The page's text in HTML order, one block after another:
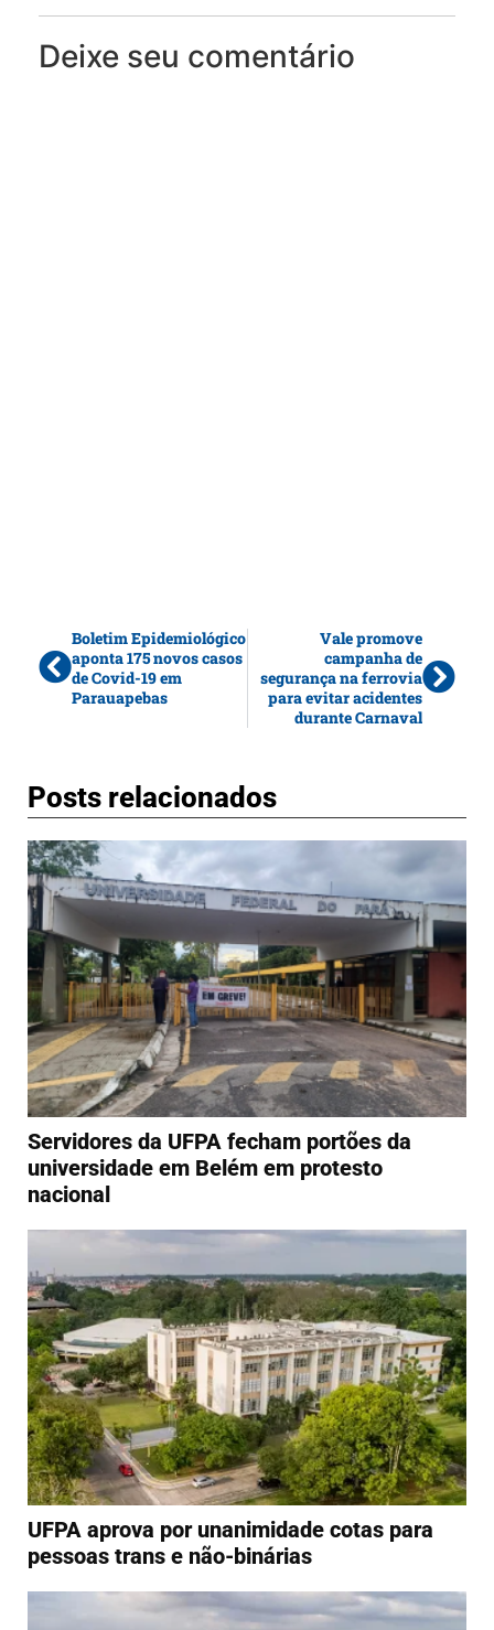
Deixe seu comentário
Boletim Epidemiológico
aponta 175 novos casos
de Covid-19 em
Parauapebas
Vale promove
campanha de
segurança na ferrovia
para evitar acidentes
durante Carnaval
Posts relacionados
Servidores da UFPA fecham portões da
universidade em Belém em protesto
nacional
UFPA aprova por unanimidade cotas para
pessoas trans e não-binárias